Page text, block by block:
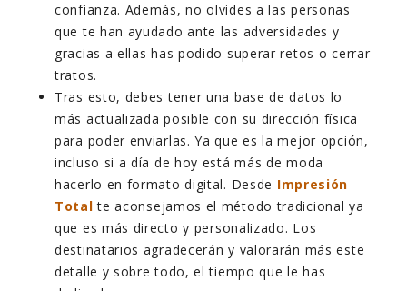
confianza. Además, no olvides a las personas
que te han ayudado ante las adversidades y
gracias a ellas has podido superar retos o cerrar
tratos.
Tras esto, debes tener una base de datos lo
más actualizada posible con su dirección física
para poder enviarlas. Ya que es la mejor opción,
incluso si a día de hoy está más de moda
hacerlo en formato digital. Desde Impresión
Total te aconsejamos el método tradicional ya
que es más directo y personalizado. Los
destinatarios agradecerán y valorarán más este
detalle y sobre todo, el tiempo que le has